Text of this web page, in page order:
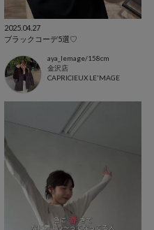
2025.04.27
ブラックコーデ5選♡
aya_lemage/158cm
金沢店
CAPRICIEUX LE'MAGE